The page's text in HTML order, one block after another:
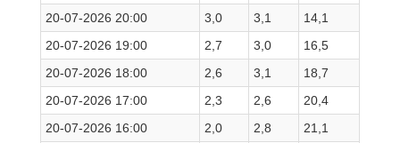
20-07-2026 20:00
3,0 3,1
14,1
20-07-2026 19:00
2,7 3,0
16,5
20-07-2026 18:00
2,6 3,1
18,7
20-07-2026 17:00
2,3 2,6
20,4
20-07-2026 16:00
2,0 2,8
21,1